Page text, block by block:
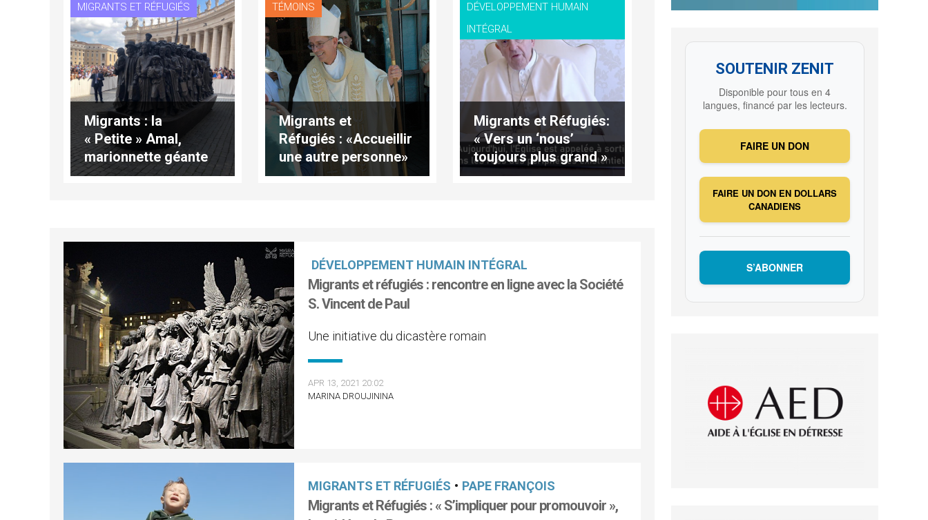
MIGRANTS ET RÉFUGIÉS
Migrants : la
« Petite » Amal,
marionnette géante
pour soutenir les
TÉMOINS
Migrants et
Réfugiés : «Accueillir
une autre personne»
DÉVELOPPEMENT HUMAIN
INTÉGRAL
Migrants et Réfugiés:
« Vers un ‘nous’
toujours plus grand »
DÉVELOPPEMENT HUMAIN INTÉGRAL
Migrants et réfugiés : rencontre en ligne avec la Société
S. Vincent de Paul
Une initiative du dicastère romain
APR 13, 2021 20:02
MARINA DROUJININA
MIGRANTS ET RÉFUGIÉS • PAPE FRANÇOIS
Migrants et Réfugiés : « S’impliquer pour promouvoir »,
SOUTENIR ZENIT
Disponible pour tous en 4
langues, financé par les lecteurs.
FAIRE UN DON
FAIRE UN DON EN DOLLARS
CANADIENS
S’ABONNER